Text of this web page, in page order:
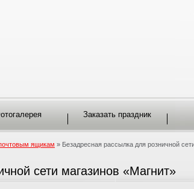
Заказать праздник
ящикам » Безадресная рассылка для розничной
сети магазинов «Магнит»